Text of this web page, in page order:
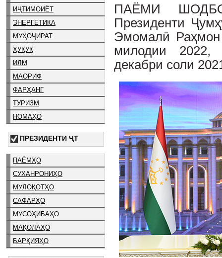
ИҶТИМОИЁТ
ЭНЕРГЕТИКА
МУҲОҶИРАТ
ҲУҚУҚ
ИЛМ
МАОРИФ
ФАРҲАНГ
ТУРИЗМ
НОМАҲО
ПРЕЗИДЕНТИ ҶТ
ПАЁМҲО
СУХАНРОНИҲО
МУЛОҚОТҲО
САФАРҲО
МУСОҲИБАҲО
МАҚОЛАҲО
БАРҚИЯҲО
ПАЁМИ
Президенти
Эмомалӣ
милодии
декабри соли